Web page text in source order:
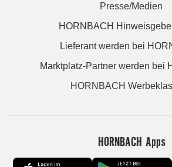
Presse/Medien
HORNBACH
Lieferant werden bei
Marktplatz-Partner werden bei
HORNBACH
HORNBACH Apps